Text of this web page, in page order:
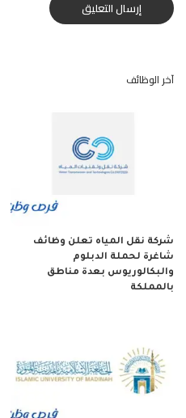
آخر الوظائف
شركة نقل المياه تعلن وظائف
شاغرة لحملة الدبلوم
والبكالوريوس بعدة مناطق
بالمملكة